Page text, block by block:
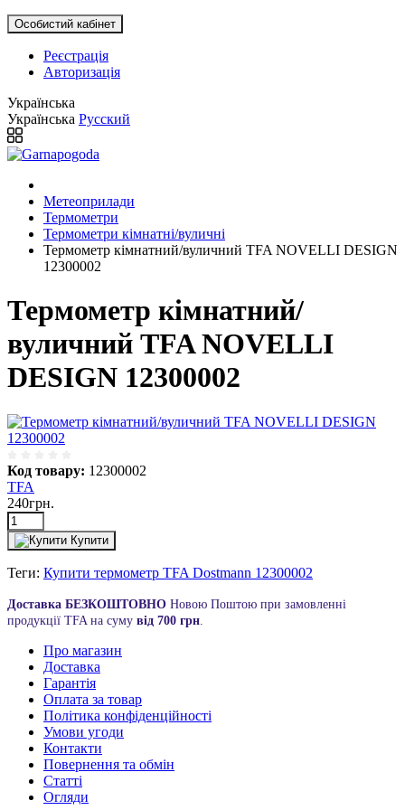
Особистий кабінет
Реєстрація
Авторизація
Українська
Українська Русский
Метеоприлади
Термометри
Термометри кімнатні/вуличні
Термометр кімнатний/вуличний TFA NOVELLI DESIGN
12300002
Термометр кімнатний/
вуличний TFA NOVELLI
DESIGN 12300002
Код товару: 12300002
TFA
240грн.
Купити
Теги: Купити термометр TFA Dostmann 12300002
Доставка БЕЗКОШТОВНО Новою Поштою при замовленні
продукції TFA на суму від 700 грн
Про магазин
Доставка
Гарантія
Оплата за товар
Політика конфіденційності
Умови угоди
Контакти
Повернення та обмін
Статті
Огляди